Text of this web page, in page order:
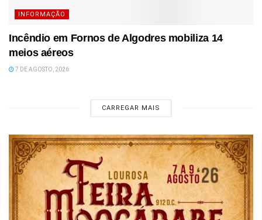
INFORMAÇÃO
Incêndio em Fornos de Algodres mobiliza 14
meios aéreos
7 DE AGOSTO, 2026
CARREGAR MAIS